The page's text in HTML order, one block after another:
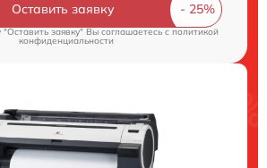
Оставить заявку
заявку" Вы соглашаетесь cполитикой
конфиденциальности